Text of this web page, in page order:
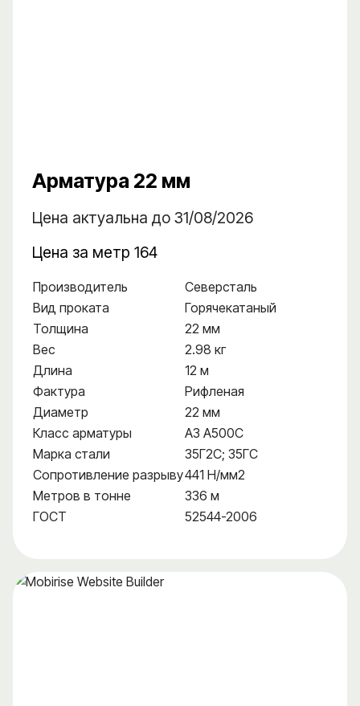
Арматура 22 мм
Цена актуальна до 31/08/2026
Цена за метр 164
Производитель
Северсталь
Вид проката
Горячекатаный
Толщина
22 мм
Вес
2.98 кг
Длина
12 м
Фактура
Рифленая
Диаметр
22 мм
Класс арматуры
А3 А500С
Марка стали
35Г2С; 35ГС
Сопротивление разрыву441 Н/мм2
Метров в тонне
336 м
ГОСТ
52544-2006